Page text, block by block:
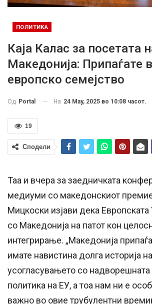
ПОЛИТИКА
Каја Калас за посетата
Македонија: Припаѓате
европско семејство
Од Portal На 24 May, 2025 во 10:08 часот.
19
Сподели
Таа и вчера за заедничката
медиуми со македонскиот
Мицкоски изјави дека Европската
со Македонија на патот кон
интегрирање. „Македонија
имате навистина долга историја на
усогласувањето со
политика на ЕУ, а тоа нам ни е
важно во овие трубулентни